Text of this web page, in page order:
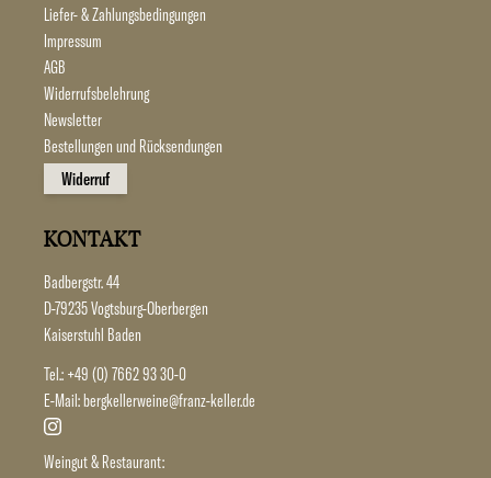
Liefer- & Zahlungsbedingungen
Impressum
AGB
Widerrufsbelehrung
Newsletter
Bestellungen und Rücksendungen
Widerruf
KONTAKT
Badbergstr. 44
D-79235 Vogtsburg-Oberbergen
Kaiserstuhl Baden
Tel.: +49 (0) 7662 93 30-0
E-Mail:bergkellerweine@franz-keller.de
Weingut & Restaurant: